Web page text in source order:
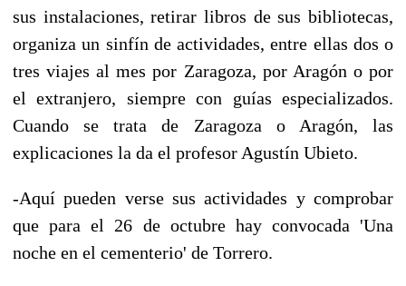
sus instalaciones, retirar libros de sus bibliotecas,
organiza un sinfín de actividades, entre ellas dos o
tres viajes al mes por Zaragoza, por Aragón o por
el extranjero, siempre con guías especializados.
Cuando se trata de Zaragoza o Aragón, las
explicaciones la da el profesor Agustín Ubieto.
-Aquí pueden verse sus actividades y comprobar
que para el 26 de octubre hay convocada 'Una
noche en el cementerio' de Torrero.